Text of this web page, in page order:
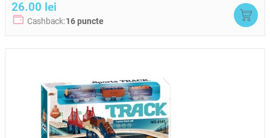
26.00 lei
Cashback:16 puncte